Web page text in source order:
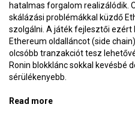
hatalmas forgalom realizálódik.
skálázási problémákkal küzdő
szolgálni. A játék fejlesztői ezért
Ethereum oldalláncot (side
olcsóbb tranzakciót tesz
Ronin blokklánc sokkal kevésbé
sérülékenyebb.
Read more